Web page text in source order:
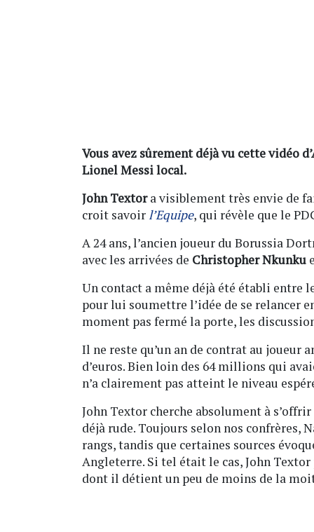
Vous avez sûrement déjà vu cette vidéo
Lionel Messi local.
John Textora visiblement très envie de
croit savoirl’Equipe, qui révèle que le
A 24 ans, l’ancien joueur du Borussia
avec les arrivées de Christopher Nkunku
Un contact a même déjà été établi entre
pour lui soumettre l’idée de se relancer
moment pas fermé la porte, les
Il ne reste qu’un an de contrat au
d’euros. Bien loin des 64 millions qui
n’a clairement pas atteint le niveau
John Textor cherche absolument à
déjà rude. Toujours selon nos confrères,
rangs, tandis que certaines sources
Angleterre. Si tel était le cas, John
dont il détient un peu de moins de la